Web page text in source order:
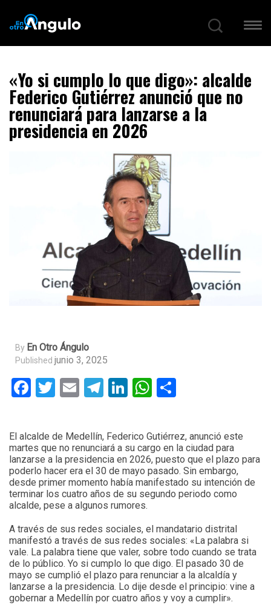
«Yo si cumplo lo que digo»: alcalde
Federico Gutiérrez anunció que no
renunciará para lanzarse a la
presidencia en 2026
By En Otro Ángulo
Published junio 3, 2025
Facebook
Twitter
EmailTelegram
LinkedIn
WhatsApp
El alcalde de Medellín, Federico Gutiérrez, anunció este
martes que no renunciará a su cargo en la ciudad para
lanzarse a la presidencia en 2026, puesto que el plazo para
poderlo hacer era el 30 de mayo pasado. Sin embargo,
desde primer momento había manifestado su intención de
terminar los cuatro años de su segundo periodo como
alcalde, pese a algunos rumores.
A través de sus redes sociales, el mandatario distrital
manifestó a través de sus redes sociales: «La palabra si
vale. La palabra tiene que valer, sobre todo cuando se trata
de lo público. Yo si cumplo lo que digo. El pasado 30 de
mayo se cumplió el plazo para renunciar a la alcaldía y
lanzarse a la presidencia. Lo dije desde el principio: vine a
gobernar a Medellín por cuatro años y voy a cumplir».